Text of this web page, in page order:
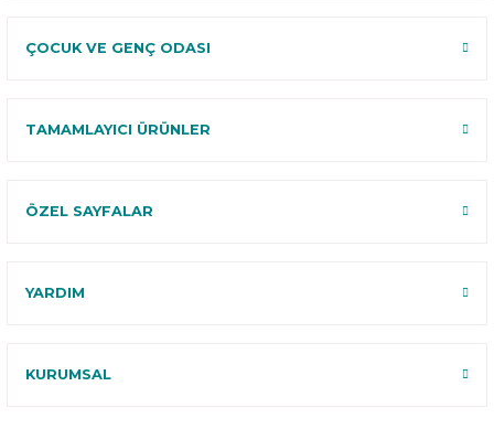
ÇOCUK VE GENÇ ODASI
TAMAMLAYICI ÜRÜNLER
ÖZEL SAYFALAR
YARDIM
KURUMSAL